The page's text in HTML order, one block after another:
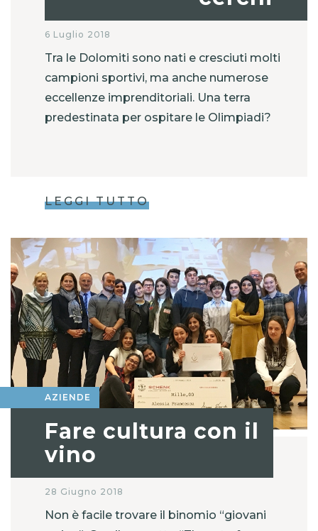
6 Luglio 2018
Tra le Dolomiti sono nati e cresciuti molti
campioni sportivi, ma anche numerose
eccellenze imprenditoriali. Una terra
predestinata per ospitare le Olimpiadi?
LEGGI TUTTO
AZIENDE
Fare cultura con il
vino
28 Giugno 2018
Non è facile trovare il binomio “giovani